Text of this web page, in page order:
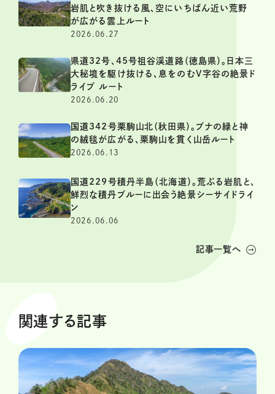
岩肌と吹き抜ける風、空にいちばん近い荒野
が広がる雲上ルート
2026.06.27
県道32号、45号祖谷渓道路（徳島県）。日本三
大秘境を駆け抜ける、息をのむV字谷の絶景ド
ライブ ルート
2026.06.20
国道342号栗駒山北（秋田県）。ブナの緑と神
の絨毯が広がる、栗駒山を貫く山岳ルート
2026.06.13
国道229号積丹半島（北海道）。荒ぶる岩肌と、
鮮烈な積丹ブルーに出会う絶景シーサイドライ
ン
2026.06.06
記事一覧へ
関連する記事